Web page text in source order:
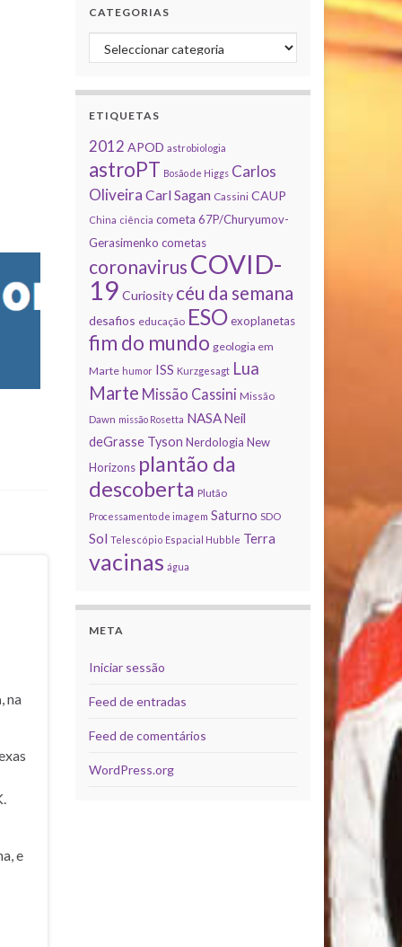
, na
e
CATEGORIAS
Categorias
ETIQUETAS
2012 APOD astrobiologia
astroPT Bosão de Higgs Carlos
Oliveira Carl Sagan Cassini CAUP
China ciência cometa 67P/Churyumov-
Gerasimenko cometas
coronavirus COVID-
19 Curiosity céu da semana
desafios educação ESO exoplanetas
fim do mundo geologia em
Marte humor ISS Kurzgesagt Lua
Marte Missão Cassini Missão
Dawn missão Rosetta NASA Neil
deGrasse Tyson Nerdologia New
Horizons plantão da
descoberta Plutão
Processamento de imagem Saturno SDO
Sol Telescópio Espacial Hubble Terra
vacinas água
META
Iniciar sessão
Feed de entradas
Feed de comentários
WordPress.org